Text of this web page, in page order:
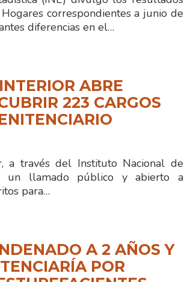
correspondientes a junio de
diferencias en el…
ABRE
223 CARGOS
través del Instituto Nacional de
un llamado público y abierto a
para…
A 2 AÑOS Y
POR